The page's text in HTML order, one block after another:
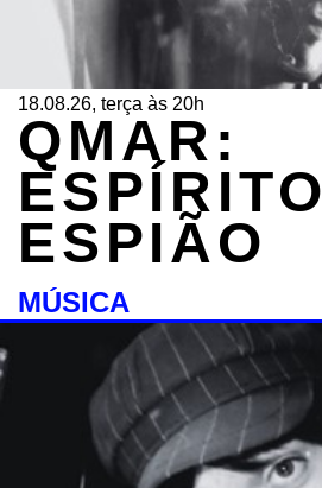
18.08.26, terça às 20h
QMAR:
ESPÍRITO
ESPIÃO
MÚSICA